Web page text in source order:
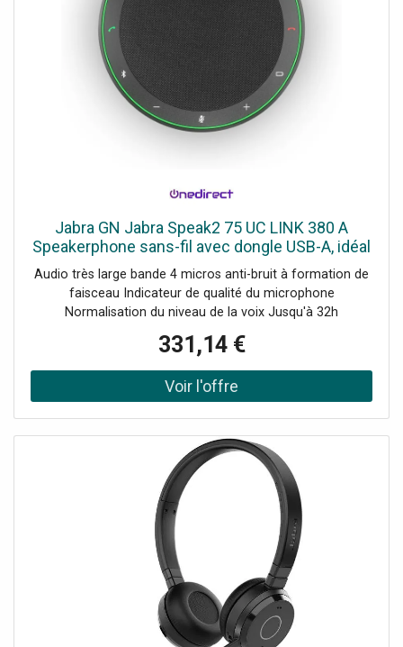
Jabra GN Jabra Speak2 75 UC LINK 380 A
Speakerphone sans-fil avec dongle USB-A, idéal
pour les conférences en petit comité.
Audio très large bande 4 micros anti-bruit à formation de
faisceau Indicateur de qualité du microphone
Normalisation du niveau de la voix Jusqu'à 32h
d'autonomie de conversation Plug&Play; avec adaptateur
USB-A Compatible tous softphones
331,14 €